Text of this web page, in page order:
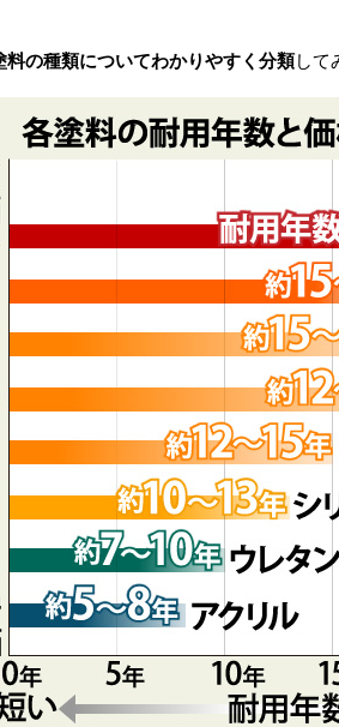
料の種類についてわかりやすく分類して